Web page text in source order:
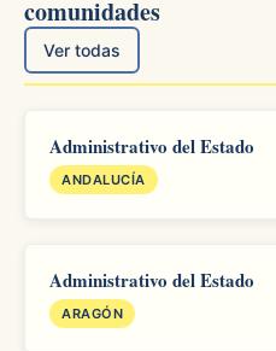
comunidades
Ver todas
Administrativo del Estado
ANDALUCÍA
Administrativo del Estado
ARAGÓN